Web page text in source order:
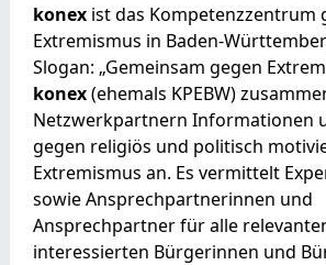
konexist das Kompetenzzentrum
Extremismus in Baden-
Slogan: „Gemeinsam gegen
konex(ehemals KPEBW)
Netzwerkpartnern Informationen
gegen religiös und politisch
Extremismus an. Es vermittelt
sowie Ansprechpartnerinnen und
Ansprechpartner für alle
interessierten Bürgerinnen und